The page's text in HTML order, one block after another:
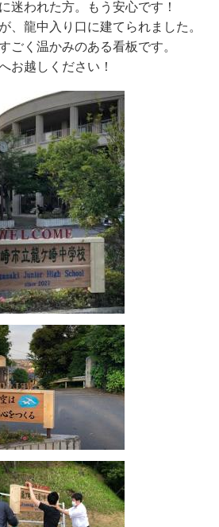
迷われた方。もう安心です！
、龍中入り口に建てられました。
ごく温かみのある看板です。
お越しください！